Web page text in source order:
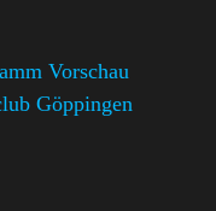
Vorschau
Göppingen